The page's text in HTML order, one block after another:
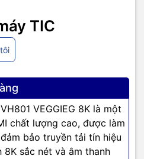
TIC
VEGGIEG 8K là một
chất lượng cao, được làm
bảo truyền tải tín hiệu
sắc nét và âm thanh
các giá trị cốt lõi sau:
phẩm của VegGieg đều được
đảm bảo độ bền và hiệu suất
lại những giải pháp kết nối
dùng yên tâm sử dụng.
các sản phẩm đa dạng, VegGieg
người dùng từ gia đình đến